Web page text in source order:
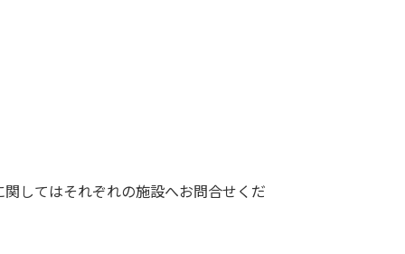
してはそれぞれの施設へお問合せくだ